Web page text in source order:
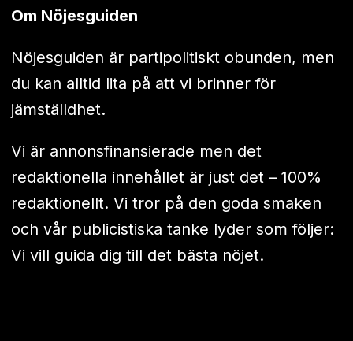
Om Nöjesguiden
Nöjesguiden är partipolitiskt obunden, men
du kan alltid lita på att vi brinner för
jämställdhet.
Vi är annonsfinansierade men det
redaktionella innehållet är just det – 100%
redaktionellt. Vi tror på den goda smaken
och vår publicistiska tanke lyder som följer:
Vi vill guida dig till det bästa nöjet.